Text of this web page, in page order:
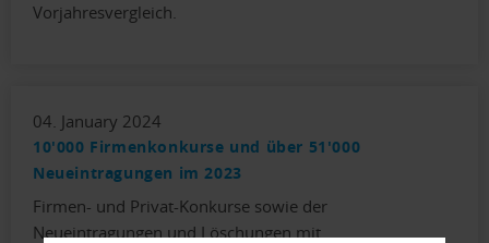
Vorjahresvergleich.
04. January 2024
10'000 Firmenkonkurse und über 51'000
Neueintragungen im 2023
Firmen- und Privat-Konkurse sowie der
Neueintragungen und Löschungen mit